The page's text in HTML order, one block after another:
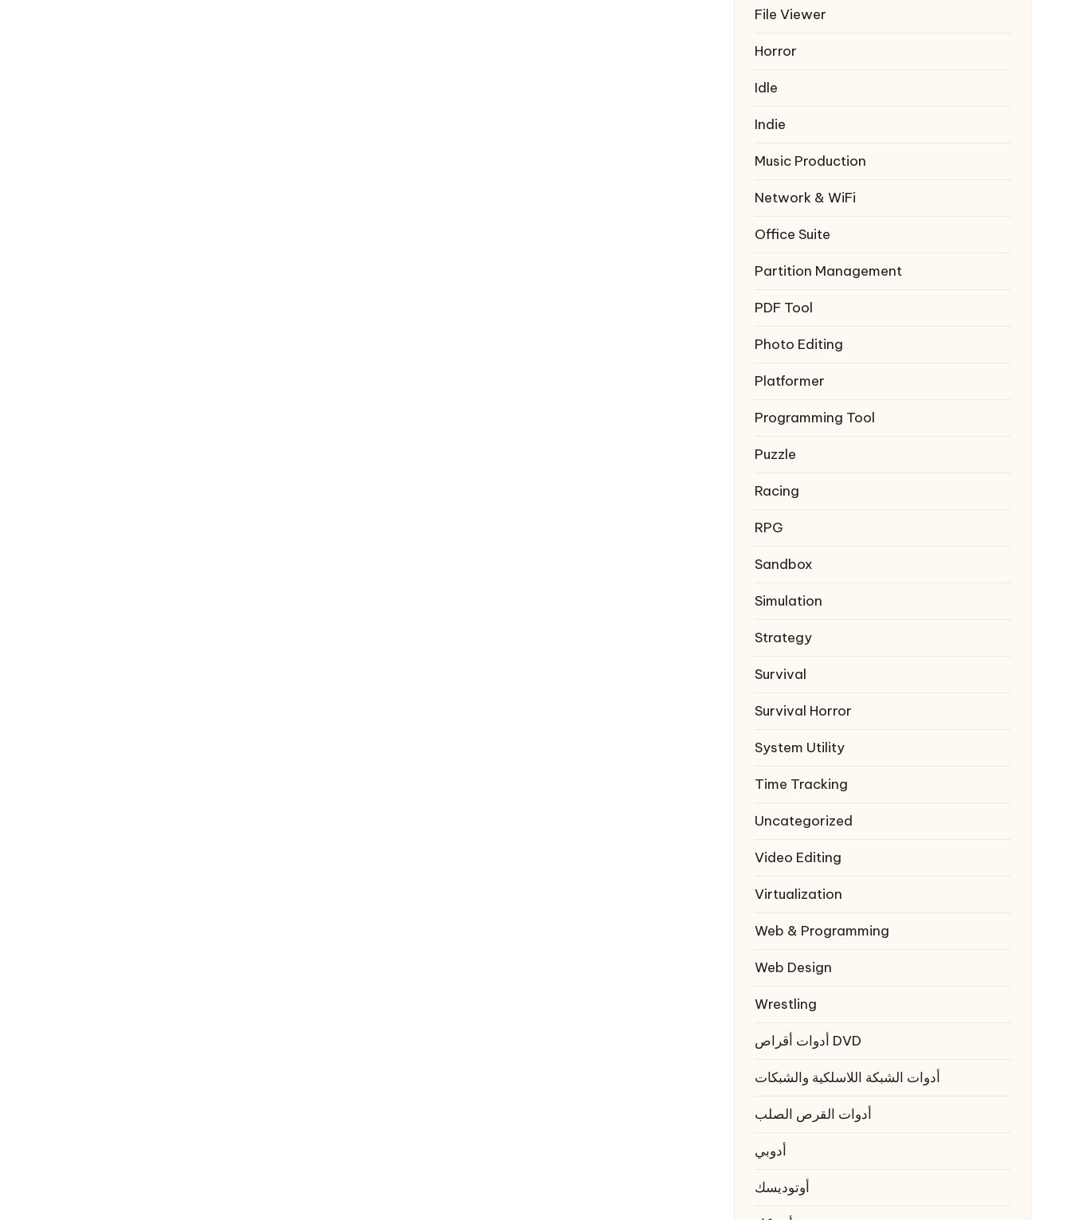
File Viewer
Horror
Idle
Indie
Music Production
Network & WiFi
Office Suite
Partition Management
PDF Tool
Photo Editing
Platformer
Programming Tool
Puzzle
Racing
RPG
Sandbox
Simulation
Strategy
Survival
Survival Horror
System Utility
Time Tracking
Uncategorized
Video Editing
Virtualization
Web & Programming
Web Design
Wrestling
أدوات أقراص DVD
أدوات الشبكة اللاسلكية والشبكات
أدوات القرص الصلب
أدوبي
أوتوديسك